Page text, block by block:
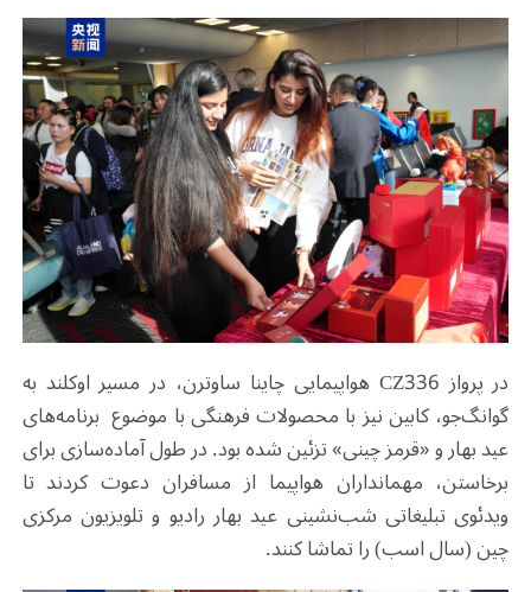
در پرواز CZ336 هواپیمایی چاینا ساوترن، در مسیر اوکلند به
گوانگ‌جو، کابین نیز با محصولات فرهنگی با موضوع برنامه‌های
عید بهار و «قرمز چینی» تزئین شده بود. در طول آماده‌سازی برای
برخاستن، مهمانداران هواپیما از مسافران دعوت کردند تا
ویدئوی تبلیغاتی شب‌نشینی عید بهار رادیو و تلویزیون مرکزی
چین (سال اسب) را تماشا کنند.